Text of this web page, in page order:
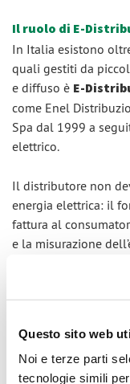
Questo sito web
Noi e terze parti
tecnologie simili
Il ruolo di E-
In Italia esistono
quali gestiti da
e diffuso è E-
come Enel
Spa dal 1999 a
elettrico.
Il distributore non
energia elettrica: il
fattura al
e la misurazione
Come
Il cuore del sistema
un dispositivo